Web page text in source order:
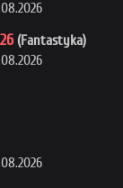
(Fantastyka)